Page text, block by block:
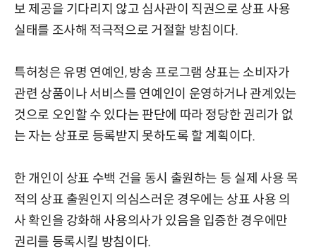
보 제공을 기다리지 않고 심사관이 직권으로 상표 사용
실태를 조사해 적극적으로 거절할 방침이다.
특허청은 유명 연예인, 방송 프로그램 상표는 소비자가
관련 상품이나 서비스를 연예인이 운영하거나 관계있는
것으로 오인할 수 있다는 판단에 따라 정당한 권리가 없
는 자는 상표로 등록받지 못하도록 할 계획이다.
한 개인이 상표 수백 건을 동시 출원하는 등 실제 사용 목
적의 상표 출원인지 의심스러운 경우에는 상표 사용 의
사 확인을 강화해 사용의사가 있음을 입증한 경우에만
권리를 등록시킬 방침이다.